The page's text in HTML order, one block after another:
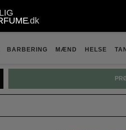
BARBERING MÆND HELSE